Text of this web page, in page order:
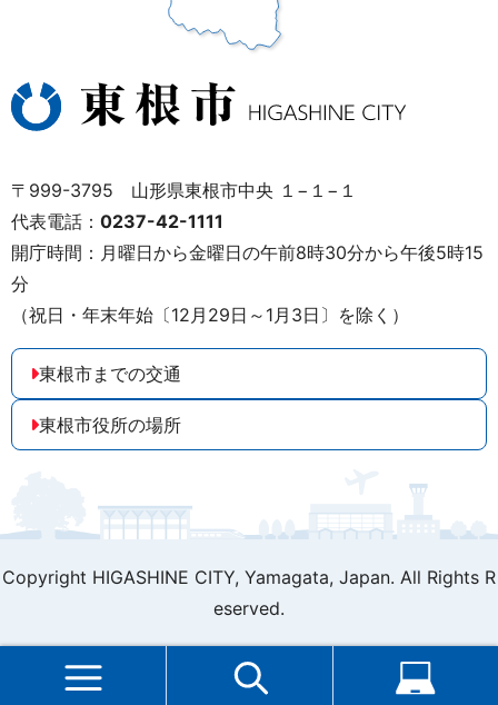
〒999-3795 山形県東根市中央 １−１−１
代表電話： 0237-42-1111
開庁時間：月曜日から金曜日の午前8時30分から午後5時15
分
（祝日・年末年始〔12月29日～1月3日〕を除く）
東根市までの交通
東根市役所の場所
Copyright HIGASHINE CITY, Yamagata, Japan. All Rights R
eserved.